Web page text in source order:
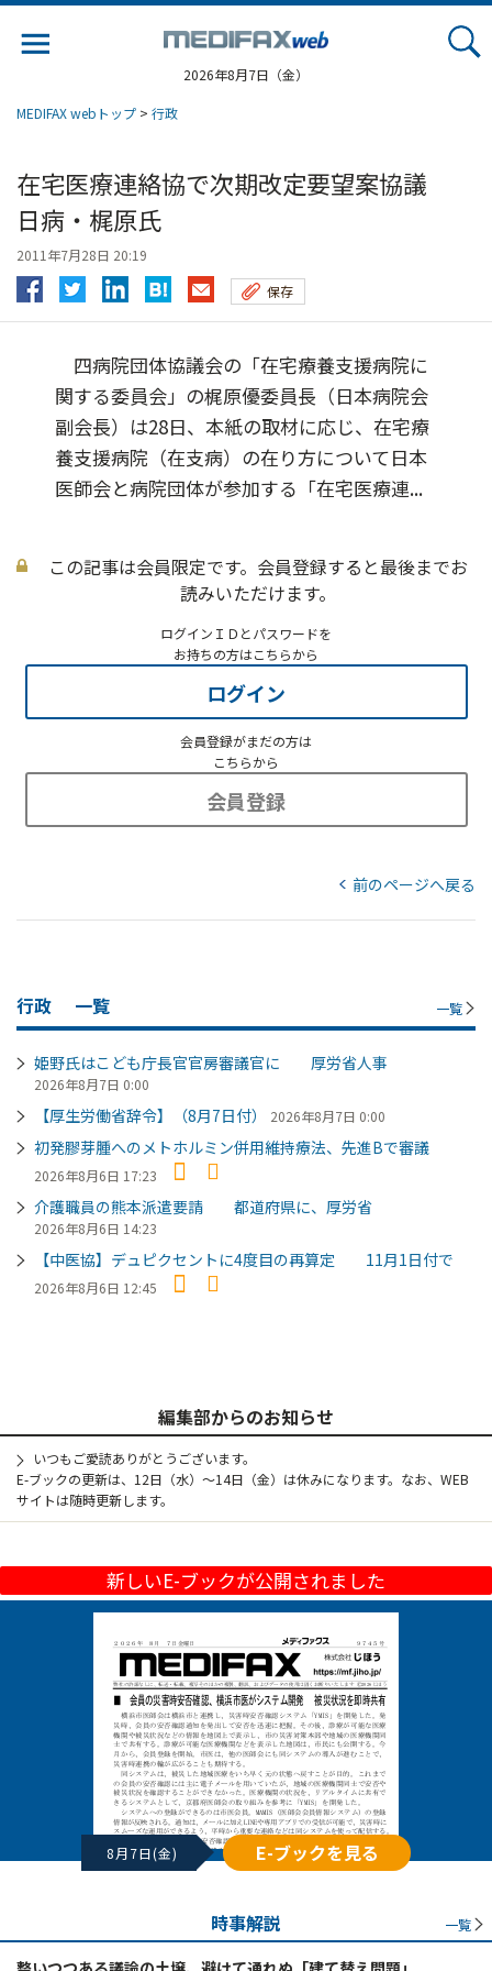
2026年8月7日（金）
MEDIFAX webトップ > 行政
在宅医療連絡協で次期改定要望案協議
日病・梶原氏
2011年7月28日 20:19
保存
四病院団体協議会の「在宅療養支援病院に
関する委員会」の梶原優委員長（日本病院会
副会長）は28日、本紙の取材に応じ、在宅療
養支援病院（在支病）の在り方について日本
医師会と病院団体が参加する「在宅医療連...
この記事は会員限定です。会員登録すると最後までお
読みいただけます。
ログインＩＤとパスワードを
お持ちの方はこちらから
ログイン
会員登録がまだの方は
こちらから
会員登録
前のページへ戻る
行政 一覧 一覧
姫野氏はこども庁長官官房審議官に 厚労省人事
2026年8月7日 0:00
【厚生労働省辞令】（8月7日付） 2026年8月7日 0:00
初発膠芽腫へのメトホルミン併用維持療法、先進Bで審議
2026年8月6日 17:23
介護職員の熊本派遣要請 都道府県に、厚労省
2026年8月6日 14:23
【中医協】デュピクセントに4度目の再算定 11月1日付で
2026年8月6日 12:45
編集部からのお知らせ
いつもご愛読ありがとうございます。
E-ブックの更新は、12日（水）～14日（金）は休みになります。なお、WEB
サイトは随時更新します。
新しいE-ブックが公開されました
8月7日(金) E-ブックを見る
時事解説 一覧